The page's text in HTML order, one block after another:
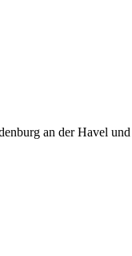
an der Havel